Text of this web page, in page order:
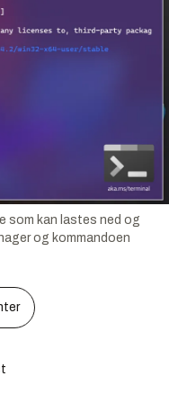
som kan lastes ned og
og kommandoen